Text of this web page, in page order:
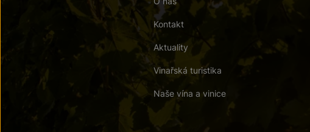
Kontakt
Aktuality
Vinařská turistika
Naše vína a vinice